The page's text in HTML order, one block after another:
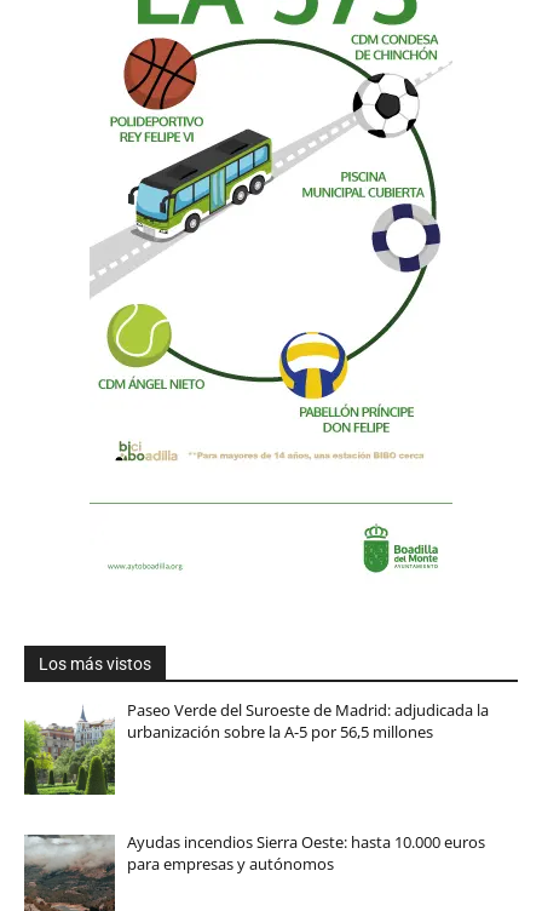
Los más vistos
Paseo Verde del Suroeste de Madrid: adjudicada la
urbanización sobre la A-5 por 56,5 millones
Ayudas incendios Sierra Oeste: hasta 10.000 euros
para empresas y autónomos